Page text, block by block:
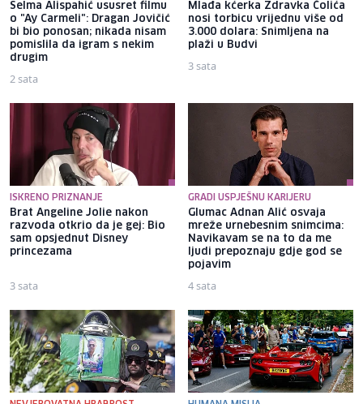
Selma Alispahić ususret filmu
o "Ay Carmeli": Dragan Jovičić
bi bio ponosan; nikada nisam
pomislila da igram s nekim
drugim
2 sata
Mlađa kćerka Zdravka Čolića
nosi torbicu vrijednu više od
3.000 dolara: Snimljena na
plaži u Budvi
3 sata
ISKRENO PRIZNANJE
Brat Angeline Jolie nakon
razvoda otkrio da je gej: Bio
sam opsjednut Disney
princezama
3 sata
GRADI USPJEŠNU KARIJERU
Glumac Adnan Alić osvaja
mreže urnebesnim snimcima:
Navikavam se na to da me
ljudi prepoznaju gdje god se
pojavim
4 sata